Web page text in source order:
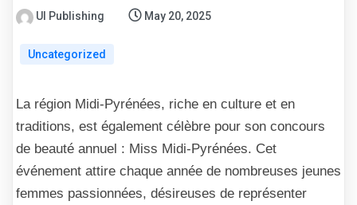
UI Publishing May 20, 2025
Uncategorized
La région Midi-Pyrénées, riche en culture et en
traditions, est également célèbre pour son concours
de beauté annuel : Miss Midi-Pyrénées. Cet
événement attire chaque année de nombreuses jeunes
femmes passionnées, désireuses de représenter